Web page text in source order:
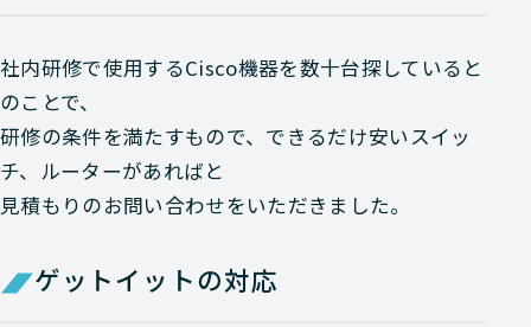
社内研修で使用するCisco機器を数十台探していると
のことで、
研修の条件を満たすもので、できるだけ安いスイッ
チ、ルーターがあればと
見積もりのお問い合わせをいただきました。
ゲットイットの対応